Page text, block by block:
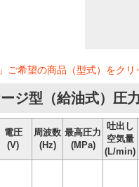
希望の商品（型式）をクリ
ジ型（給油式）圧
電圧
(V)
周波数
(Hz)
最高圧力
(MPa)
吐出し
空気量
(L/min)